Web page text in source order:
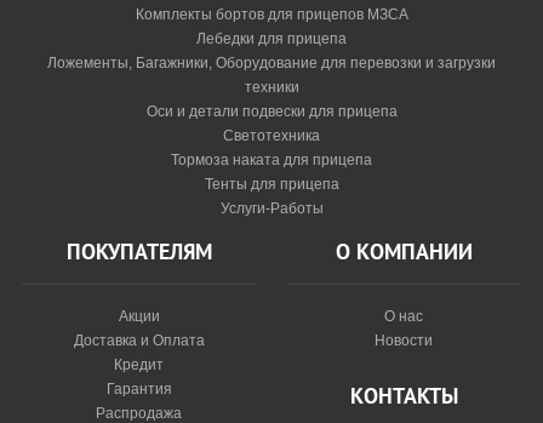
Комплекты бортов для прицепов МЗСА
Лебедки для прицепа
Ложементы, Багажники, Оборудование для перевозки и загрузки
техники
Оси и детали подвески для прицепа
Светотехника
Тормоза наката для прицепа
Тенты для прицепа
Услуги-Работы
ПОКУПАТЕЛЯМ
Акции
Доставка и Оплата
Кредит
Гарантия
Распродажа
О КОМПАНИИ
О нас
Новости
КОНТАКТЫ